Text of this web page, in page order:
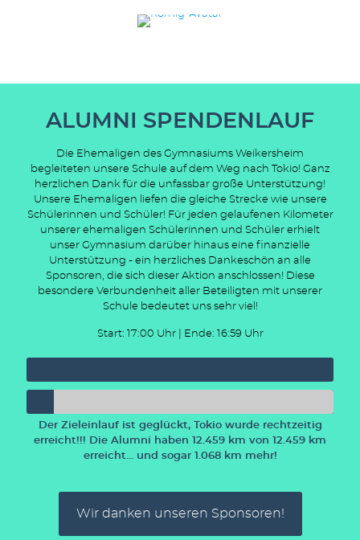
ALUMNI SPENDENLAUF
Die Ehemaligen des Gymnasiums Weikersheim
begleiteten unsere Schule auf dem Weg nach Tokio! Ganz
herzlichen Dank für die unfassbar große Unterstützung!
Unsere Ehemaligen liefen die gleiche Strecke wie unsere
Schülerinnen und Schüler! Für jeden gelaufenen Kilometer
unserer ehemaligen Schülerinnen und Schüler erhielt
unser Gymnasium darüber hinaus eine finanzielle
Unterstützung - ein herzliches Dankeschön an alle
Sponsoren, die sich dieser Aktion anschlossen! Diese
besondere Verbundenheit aller Beteiligten mit unserer
Schule bedeutet uns sehr viel!
Start: 17:00 Uhr | Ende: 16:59 Uhr
Der Zieleinlauf ist geglückt, Tokio wurde rechtzeitig
erreicht!!! Die Alumni haben 12.459 km von 12.459 km
erreicht... und sogar 1.068 km mehr!
Wir danken unseren Sponsoren!